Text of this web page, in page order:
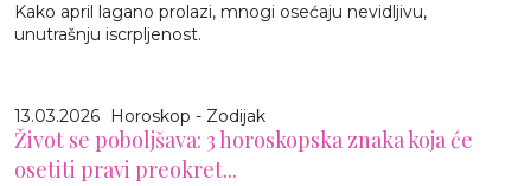
Kako april lagano prolazi, mnogi osećaju nevidljivu,
unutrašnju iscrpljenost.
13.03.2026 Horoskop - Zodijak
Život se poboljšava: 3 horoskopska znaka koja će
osetiti pravi preokret...